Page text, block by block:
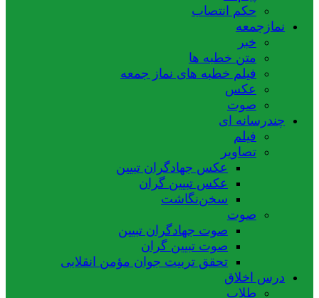
حکم انتصاب
نمازجمعه
خبر
متن خطبه ها
فیلم خطبه های نماز جمعه
عکس
صوت
چندرسانه ای
فیلم
تصاویر
عکس جهادگران تبیین
عکس تبیین گران
سخن‌نگاشت
صوت
صوت جهادگران تبیین
صوت تبیین گران
تحقق تربیت جوان مؤمن انقلابی
درس اخلاق
طلاب